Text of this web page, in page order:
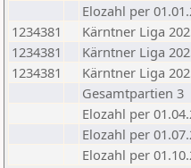
Elozahl per
1234381
Kärntner Liga
1234381
Kärntner Liga
1234381
Kärntner Liga
Gesamtpartien 3
Elozahl per
Elozahl per
Elozahl per